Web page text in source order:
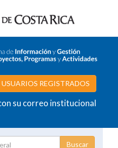
USUARIOS REGISTRADOS
su correo institucional